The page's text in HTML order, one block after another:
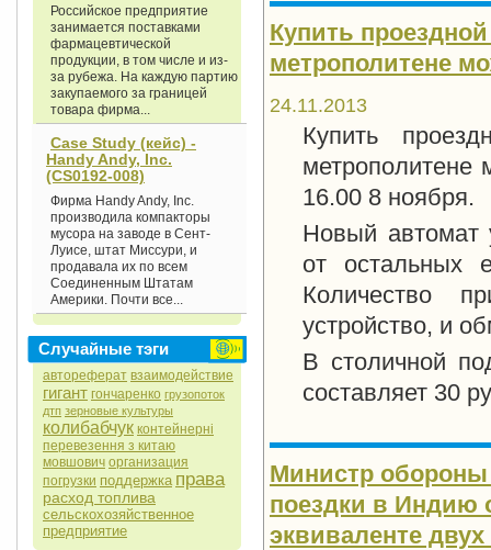
Российское предприятие
занимается поставками
фармацевтической
продукции, в том числе и из-
за рубежа. На каждую партию
закупаемого за границей
товара фирма...
Case Study (кейс) -
Handy Andy, Inc.
(CS0192-008)
Фирма Handy Andy, Inc.
производила компакторы
мусора на заводе в Сент-
Луисе, штат Миссури, и
продавала их по всем
Соединенным Штатам
Америки. Почти все...
Случайные тэги
автореферат взаимодействие
гигант гончаренко грузопоток
дтп зерновые культуры
колибабчук контейнерні
перевезення з китаю
мовшович организация
погрузки поддержка права
расход топлива
сельскохозяйственное
предприятие
Купить
метрополитене
24.11.2013
Купить
метрополитене
16.00 8 ноября.
Новый автомат
от остальных
Количество
устройство, и
В столичной
составляет 30
Министр обороны
поездки в Индию
эквиваленте